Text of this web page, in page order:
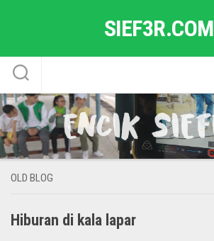
SIEF3R.COM
OLD BLOG
Hiburan di kala lapar